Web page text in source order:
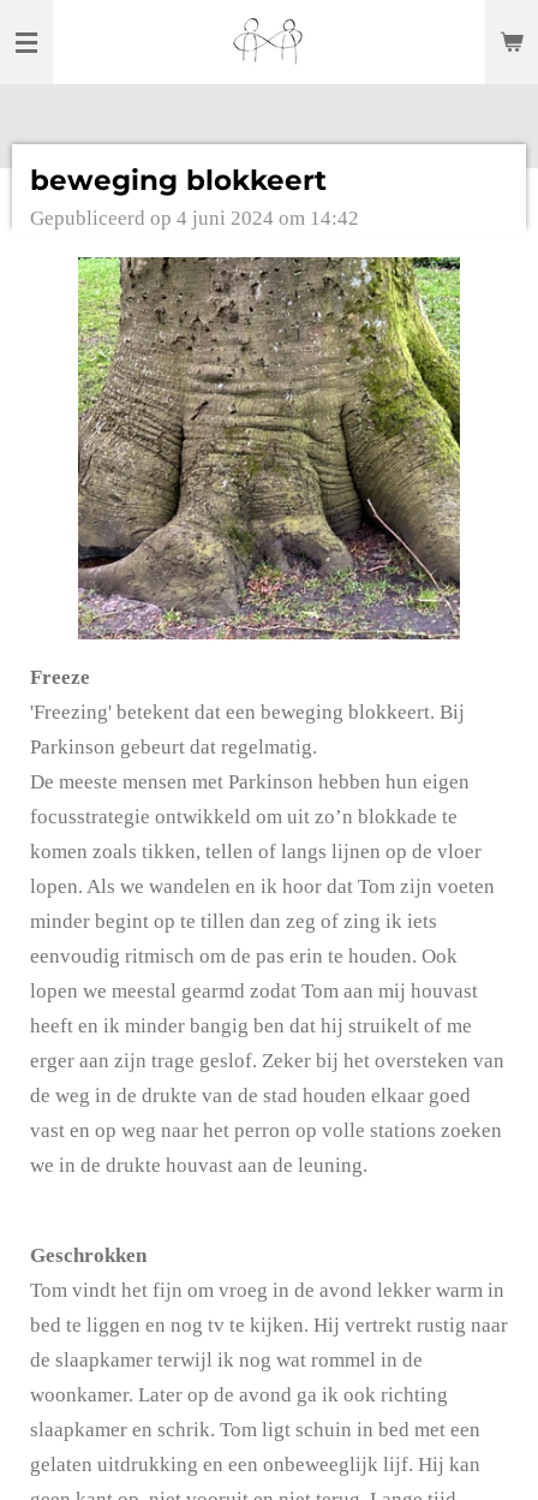
Ga
hoofdinhoud
beweging blokkeert
Gepubliceerd op 4 juni 2024 om 14:42
Freeze
'Freezing' betekent dat een beweging blokkeert. Bij
Parkinson gebeurt dat regelmatig.
De meeste mensen met Parkinson hebben hun eigen
focusstrategie ontwikkeld om uit zo’n blokkade te
komen zoals tikken, tellen of langs lijnen op de vloer
lopen. Als we wandelen en ik hoor dat Tom zijn voeten
minder begint op te tillen dan zeg of zing ik iets
eenvoudig ritmisch om de pas erin te houden. Ook
lopen we meestal gearmd zodat Tom aan mij houvast
heeft en ik minder bangig ben dat hij struikelt of me
erger aan zijn trage geslof. Zeker bij het oversteken van
de weg in de drukte van de stad houden elkaar goed
vast en op weg naar het perron op volle stations zoeken
we in de drukte houvast aan de leuning.
Geschrokken
Tom vindt het fijn om vroeg in de avond lekker warm in
bed te liggen en nog tv te kijken. Hij vertrekt rustig naar
de slaapkamer terwijl ik nog wat rommel in de
woonkamer. Later op de avond ga ik ook richting
slaapkamer en schrik. Tom ligt schuin in bed met een
gelaten uitdrukking en een onbeweeglijk lijf. Hij kan